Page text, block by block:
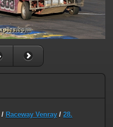
/ Raceway Venray / 28.